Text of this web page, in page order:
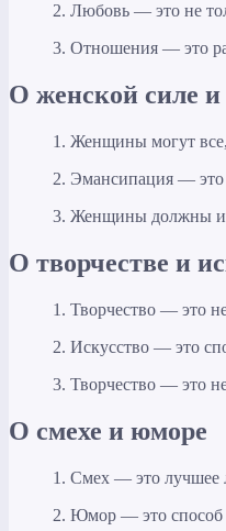
2. Любовь — это не
3. Отношения — это
О женской силе
1. Женщины могут все,
2. Эмансипация —
3. Женщины должны
О творчестве и
1. Творчество — это
2. Искусство — это
3. Творчество — это
О смехе и юморе
1. Смех — это лучшее
2. Юмор — это способ